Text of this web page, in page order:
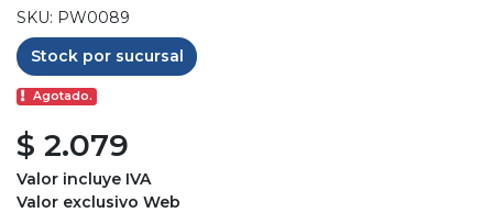
SKU: PW0089
Stock por sucursal
Agotado.
$ 2.079
Valor incluye IVA
Valor exclusivo Web